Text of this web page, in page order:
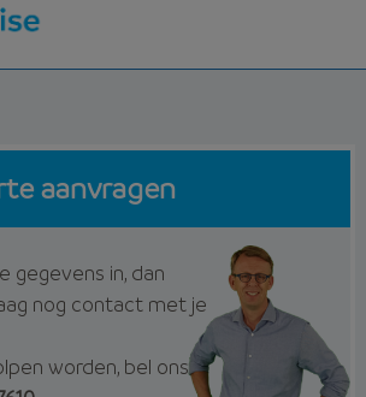
aanvragen
gegevens in, dan
nog contact met je
worden, bel ons